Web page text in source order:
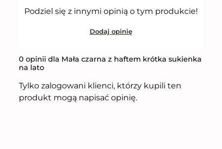
Podziel się z innymi opinią o tym produkcie!
Dodaj opinię
0 opinii dla Mała czarna z haftem krótka sukienka
na lato
Tylko zalogowani klienci, którzy kupili ten
produkt mogą napisać opinię.